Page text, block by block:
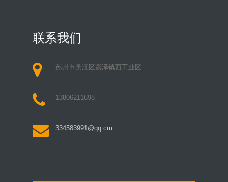
联系我们
苏州市吴江区震泽镇西工业区
13806211698
334583991@qq.cm